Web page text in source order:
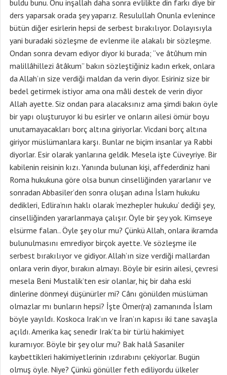
buldu bunu. Onu inşallah daha sonra evlilikte din farkı diye bir
ders yaparsak orada şey yaparız. Resulullah Onunla evlenince
bütün diğer esirlerin hepsi de serbest bırakılıyor. Dolayısıyla
yani buradaki sözleşme de evlenme ile alakalı bir sözleşme.
Ondan sonra devam ediyor diyor ki burada; “ve âtûhum min
malillâhillezi âtâkum” bakın sözleştiğiniz kadın erkek, onlara
da Allah’ın size verdiği maldan da verin diyor. Esiriniz size bir
bedel getirmek istiyor ama ona mâli destek de verin diyor
Allah ayette. Siz ondan para alacaksınız ama şimdi bakın öyle
bir yapı oluşturuyor ki bu esirler ve onların ailesi ömür boyu
unutamayacakları borç altına giriyorlar. Vicdani borç altına
giriyor müslümanlara karşı. Bunlar ne biçim insanlar ya Rabbi
diyorlar. Esir olarak yanlarına geldik. Mesela işte Cüveyriye. Bir
kabilenin reisinin kızı. Yanında bulunan kişi, affederdiniz hani
Roma hukukuna göre olsa bunun cinselliğinden yararlanır ve
sonradan Abbasiler’den sonra oluşan adına İslam hukuku
dedikleri, Edlira’nın haklı olarak ‘mezhepler hukuku’ dediği şey,
cinselliğinden yararlanmaya çalışır. Öyle bir şey yok. Kimseye
elsürme falan.. Öyle şey olur mu? Çünkü Allah, onlara ikramda
bulunulmasını emrediyor birçok ayette. Ve sözleşme ile
serbest bırakılıyor ve gidiyor. Allah’ın size verdiği mallardan
onlara verin diyor, bırakın almayı. Böyle bir esirin ailesi, çevresi
mesela Beni Mustalik’ten esir olanlar, hiç bir daha eski
dinlerine dönmeyi düşünürler mi? Cânı gönülden müslüman
olmazlar mı bunların hepsi? İşte Ömer(ra) zamanında İslam
böyle yayıldı. Koskoca Irak’ın ve İran’ın kapısı iki tane savaşla
açıldı. Amerika kaç senedir Irak’ta bir türlü hakimiyet
kuramıyor. Böyle bir şey olur mu? Bak halâ Sasaniler
kaybettikleri hakimiyetlerinin ızdırabını çekiyorlar. Bugün
olmuş öyle. Niye? Çünkü gönüller feth ediliyordu ülkeler